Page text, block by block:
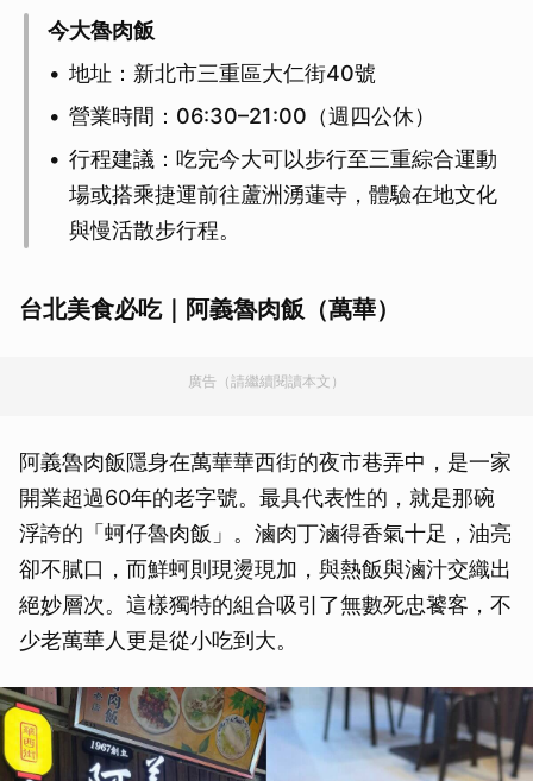
今大魯肉飯
地址：新北市三重區大仁街40號
營業時間：06:30–21:00（週四公休）
行程建議：吃完今大可以步行至三重綜合運動
場或搭乘捷運前往蘆洲湧蓮寺，體驗在地文化
與慢活散步行程。
台北美食必吃｜阿義魯肉飯（萬華）
廣告（請繼續閱讀本文）
阿義魯肉飯隱身在萬華華西街的夜市巷弄中，是一家
開業超過60年的老字號。最具代表性的，就是那碗
浮誇的「蚵仔魯肉飯」。滷肉丁滷得香氣十足，油亮
卻不膩口，而鮮蚵則現燙現加，與熱飯與滷汁交織出
絕妙層次。這樣獨特的組合吸引了無數死忠饕客，不
少老萬華人更是從小吃到大。